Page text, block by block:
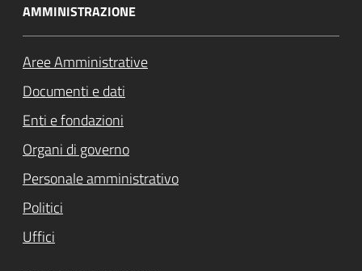
AMMINISTRAZIONE
Aree Amministrative
Documenti e dati
Enti e fondazioni
Organi di governo
Personale amministrativo
Politici
Uffici